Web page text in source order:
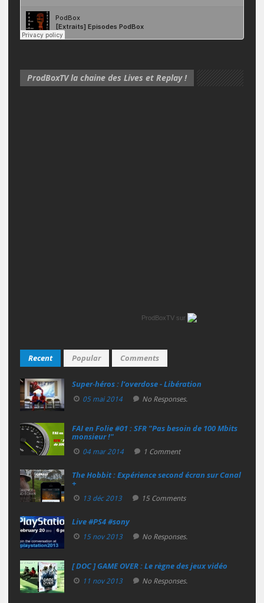
ProdBoxTV la chaine des Lives et Replay !
ProdBoxTV sur
Recent Popular Comments
Super‑héros : l’overdose - Libération
05 mai 2014 No Responses.
FAI en Folie #01 : SFR "Pas besoin de 100 Mbits
monsieur !"
04 mar 2014 1 Comment
The Hobbit : Expérience second écran sur Canal
+
13 déc 2013 15 Comments
Live #PS4 #sony
15 nov 2013 No Responses.
[ DOC ] GAME OVER : Le règne des jeux vidéo
11 nov 2013 No Responses.